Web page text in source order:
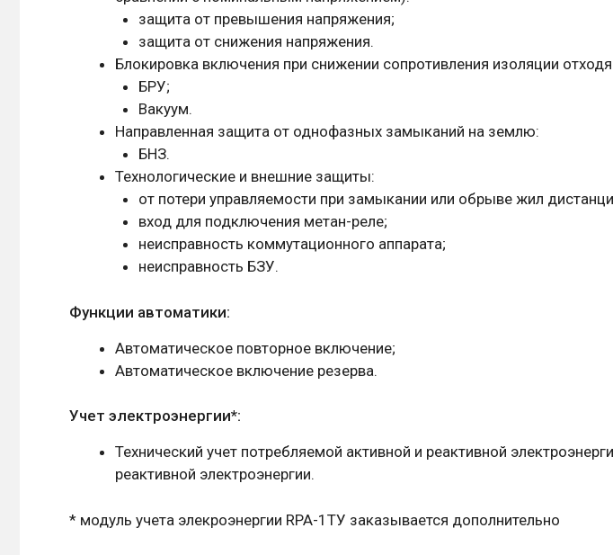
защита от превышения напряжения;
защита от снижения напряжения.
Блокировка включения при снижении сопротивления изоляции
БРУ;
Вакуум.
Направленная защита от однофазных замыканий на землю:
БНЗ.
Технологические и внешние защиты:
от потери управляемости при замыкании или обрыве жил
вход для подключения метан-реле;
неисправность коммутационного аппарата;
неисправность БЗУ.
Функции автоматики:
Автоматическое повторное включение;
Автоматическое включение резерва.
Учет электроэнергии*:
Технический учет потребляемой активной и реактивной
реактивной электроэнергии.
* модуль учета элекроэнергии RPA-1ТУ заказывается дополнительно